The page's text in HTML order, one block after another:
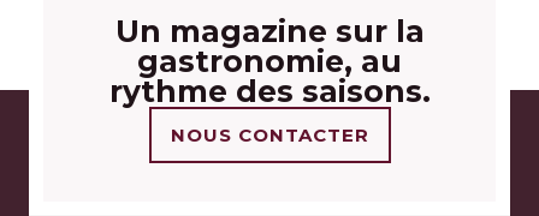
Un magazine sur la
gastronomie, au
rythme des saisons.
NOUS CONTACTER